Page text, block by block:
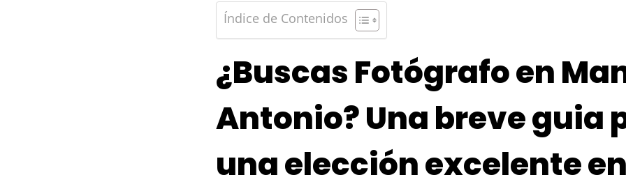
Índice de Contenidos
¿Buscas Fotógrafo en
Antonio? Una breve guia
una elección excelente